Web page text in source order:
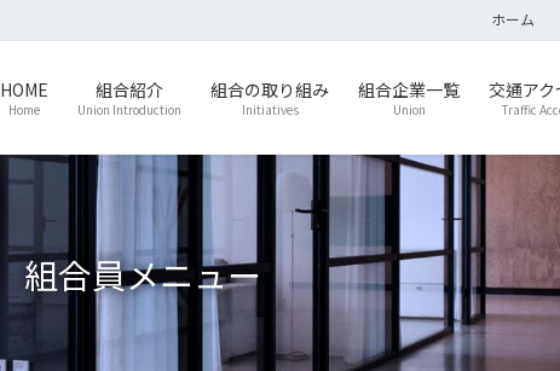
ホーム
HOME
Home
組合紹介
Union Introduction
組合の取り組み
Initiatives
組合企業一覧
Union
交通アク
Traffic
組合員メニュー